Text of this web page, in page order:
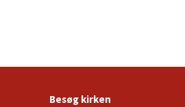
Besøg kirken